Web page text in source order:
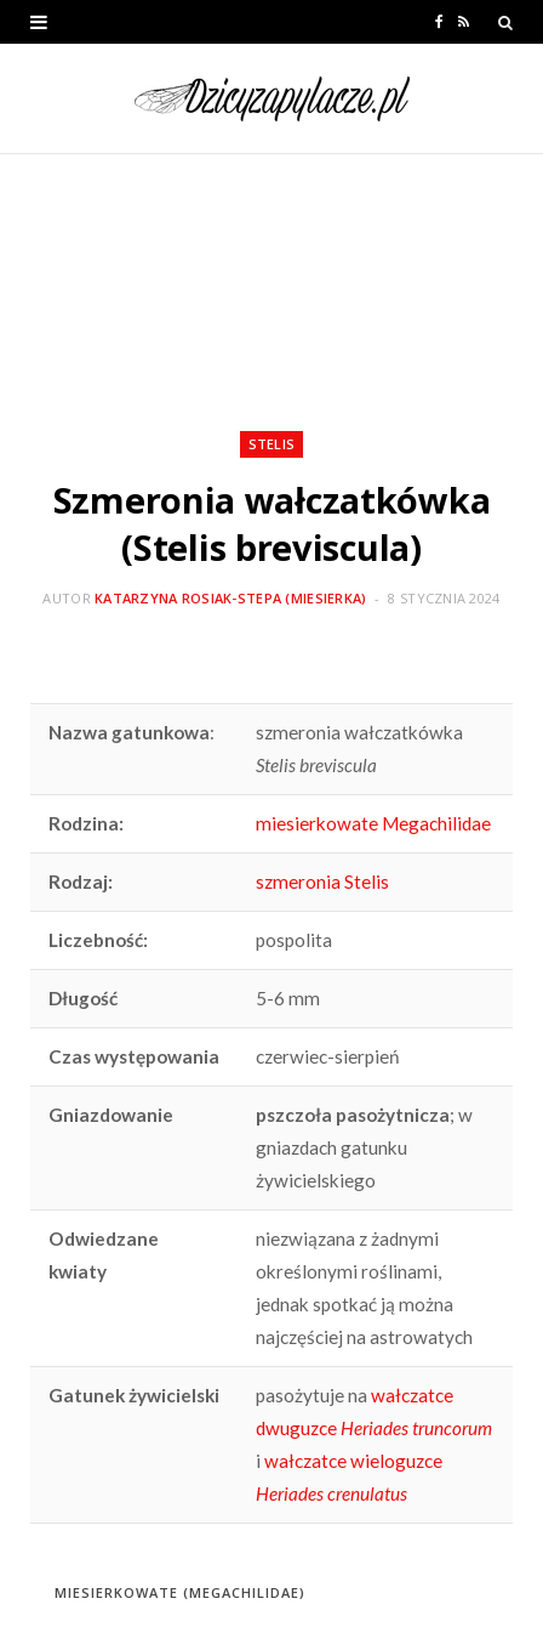
e
R
STELIS
Szmeronia wałczatkówka
(Stelis breviscula)
AUTOR KATARZYNA ROSIAK-STEPA (MIESIERKA) 8 STYCZNIA 2024
Nazwa gatunkowa:
szmeronia wałczatkówka
Stelis breviscula
Rodzina: miesierkowate Megachilidae
Rodzaj: szmeronia Stelis
Liczebność: pospolita
Długość 5-6 mm
Czas występowania czerwiec-sierpień
Gniazdowanie pszczoła pasożytnicza; w
gniazdach gatunku
żywicielskiego
Odwiedzane
kwiaty
niezwiązana z żadnymi
określonymi roślinami,
jednak spotkać ją można
najczęściej na astrowatych
Gatunek żywicielski pasożytuje na wałczatce
dwuguzce Heriades truncorum
i wałczatce wieloguzce
Heriades crenulatus
MIESIERKOWATE (MEGACHILIDAE)